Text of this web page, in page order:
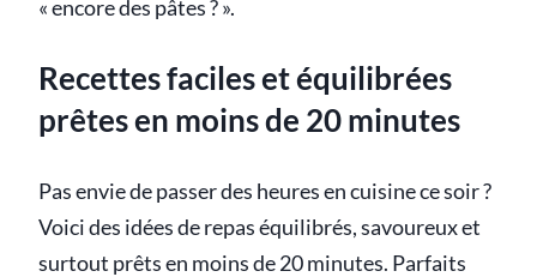
« encore des pâtes ? ».
Recettes faciles et équilibrées
prêtes en moins de 20 minutes
Pas envie de passer des heures en cuisine ce soir ?
Voici des idées de repas équilibrés, savoureux et
surtout prêts en moins de 20 minutes. Parfaits